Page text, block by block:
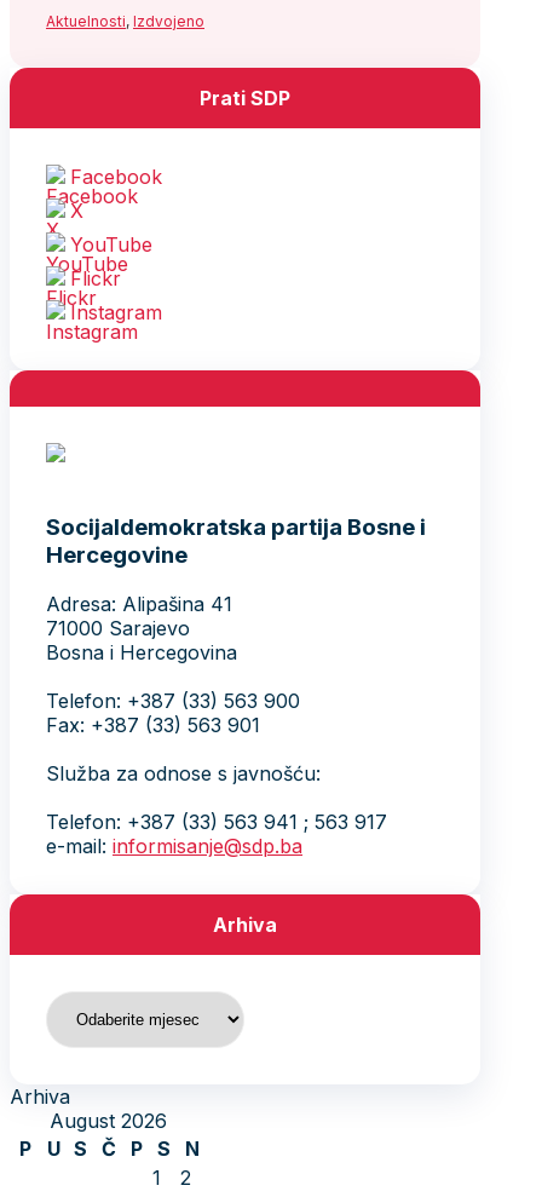
Aktuelnosti, Izdvojeno
Prati SDP
Facebook
X
YouTube
Flickr
Instagram
Socijaldemokratska partija Bosne i
Hercegovine
Adresa: Alipašina 41
71000 Sarajevo
Bosna i Hercegovina
Telefon: +387 (33) 563 900
Fax: +387 (33) 563 901
Služba za odnose s javnošću:
Telefon: +387 (33) 563 941 ; 563 917
e-mail: informisanje@sdp.ba
Arhiva
Arhiva
Arhiva
August 2026
P
U S Č P S
N
1
2